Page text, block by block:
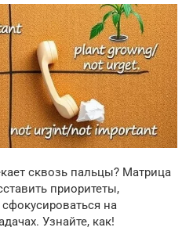
сквозь пальцы? Матрица
приоритеты,
на
Узнайте, как!